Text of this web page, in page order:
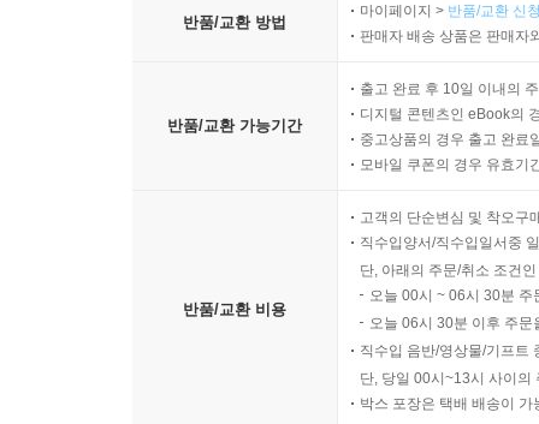
반품/교환 방법
마이페이지 > 반품/교환 신
판매자 배송 상품은 판매자
반품/교환 가능기간
출고 완료 후 10일 이내의
디지털 콘텐츠인 eBook의
중고상품의 경우 출고 완료
모바일 쿠폰의 경우 유효기
반품/교환 비용
고객의 단순변심 및 착오구
직수입양서/직수입일서중
단, 아래의 주문/취소 조건
오늘 00시 ~ 06시 30분
오늘 06시 30분 이후 주
직수입 음반/영상물/기프트
단, 당일 00시~13시 사이의
박스 포장은 택배 배송이